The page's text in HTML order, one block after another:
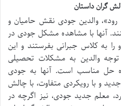
گران داستان
والدین جودی نقش حامیان و
آنها با مشاهده مشکل جودی در
به کلاس جبرانی بفرستند و این
والدین به مشکلات تحصیلی
حل مناسب است. آنها به جودی
و با رویکردی متفاوت، با چالش
معلم جدید جودی، نیز اگرچه در